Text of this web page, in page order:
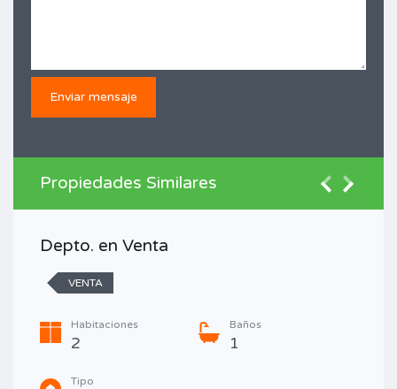
Propiedades Similares
Depto. en Venta
VENTA
Habitaciones
2
Baños
1
Tipo